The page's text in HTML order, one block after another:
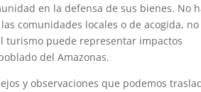
en la defensa de sus bienes. No
comunidades locales o de acogida,
turismo puede representar impactos
del Amazonas.
y observaciones que podemos